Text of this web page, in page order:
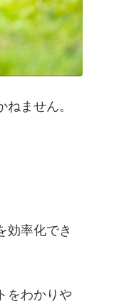
ません。
効率化でき
をわかりや